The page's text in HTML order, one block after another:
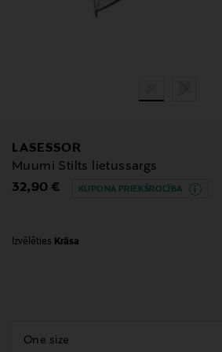
LASESSOR
Muumi Stilts lietussargs
Original Price
32,90 € KUPONA PRIEKŠROCĪBA
Izvēlēties Krāsa